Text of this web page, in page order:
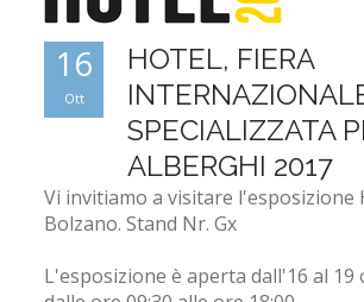
16
Ott
HOTEL, FIERA
SPECIALIZZATA
ALBERGHI 2017
Vi invitiamo a visitare l'esposizione
Bolzano. Stand Nr. Gx
L'esposizione è aperta dall'16 al 19